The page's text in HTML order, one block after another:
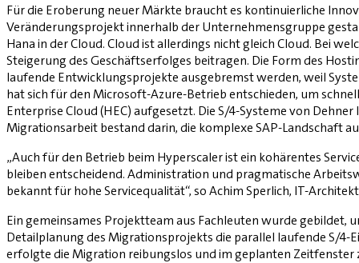
Für die Eroberung neuer Märkte braucht es kontinuierliche
Veränderungsprojekt innerhalb der Unternehmensgruppe
Hana in der Cloud. Cloud ist allerdings nicht gleich Cloud. Bei
Steigerung des Geschäftserfolges beitragen. Die Form des
laufende Entwicklungsprojekte ausgebremst werden, weil
hat sich für den Microsoft-Azure-Betrieb entschieden, um
Enterprise Cloud (HEC) aufgesetzt. Die S/4-Systeme von
Migrationsarbeit bestand darin, die komplexe SAP-Landschaft
„Auch für den Betrieb beim Hyperscaler ist ein kohärentes
bleiben entscheidend. Administration und pragmatische
bekannt für hohe Servicequalität“, so Achim Sperlich, IT-
Ein gemeinsames Projektteam aus Fachleuten wurde gebildet,
Detailplanung des Migrationsprojekts die parallel laufende S/4-
erfolgte die Migration reibungslos und im geplanten Zeitfenster